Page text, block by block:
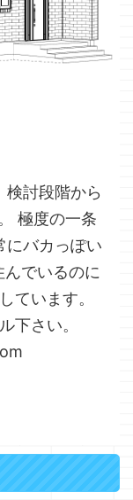
討段階から
極度の一条
にバカっぽい
でいるのに
ています。
下さい。